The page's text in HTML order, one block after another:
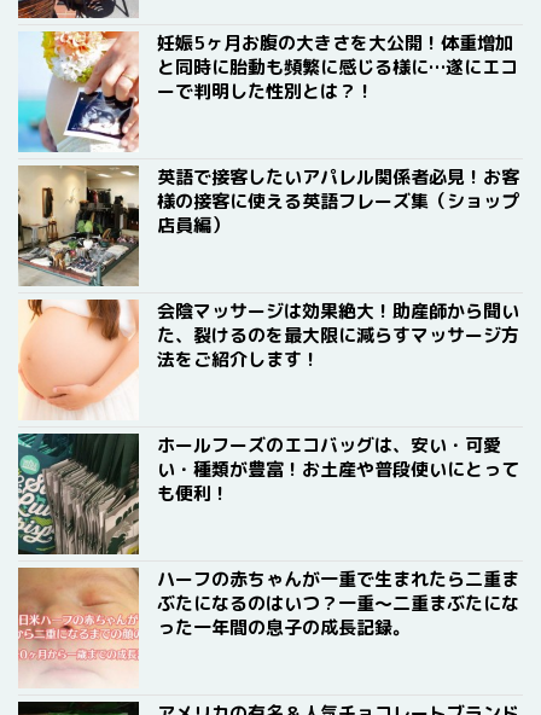
妊娠5ヶ月お腹の大きさを大公開！体重増加
と同時に胎動も頻繁に感じる様に…遂にエコ
ーで判明した性別とは？！
英語で接客したいアパレル関係者必見！お客
様の接客に使える英語フレーズ集（ショップ
店員編）
会陰マッサージは効果絶大！助産師から聞い
た、裂けるのを最大限に減らすマッサージ方
法をご紹介します！
ホールフーズのエコバッグは、安い・可愛
い・種類が豊富！お土産や普段使いにとって
も便利！
ハーフの赤ちゃんが一重で生まれたら二重ま
ぶたになるのはいつ？一重〜二重まぶたにな
った一年間の息子の成長記録。